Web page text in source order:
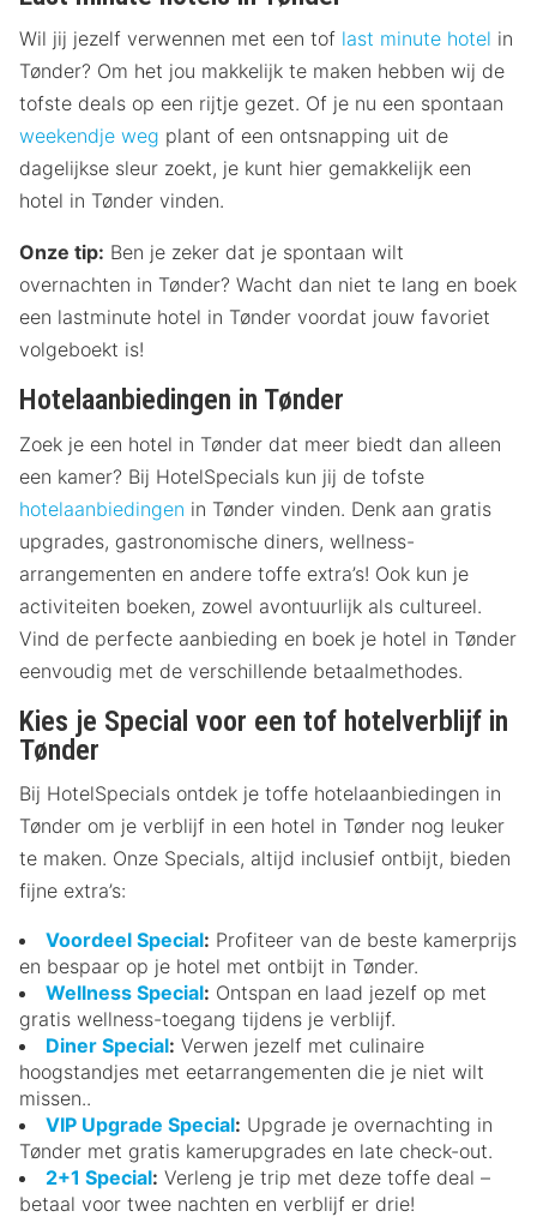
Wil jij jezelf verwennen met een tof last minute hotel in
Tønder? Om het jou makkelijk te maken hebben wij de
tofste deals op een rijtje gezet. Of je nu een spontaan
weekendje weg plant of een ontsnapping uit de
dagelijkse sleur zoekt, je kunt hier gemakkelijk een
hotel in Tønder vinden.
Onze tip: Ben je zeker dat je spontaan wilt
overnachten in Tønder? Wacht dan niet te lang en boek
een lastminute hotel in Tønder voordat jouw favoriet
volgeboekt is!
Hotelaanbiedingen in Tønder
Zoek je een hotel in Tønder dat meer biedt dan alleen
een kamer? Bij HotelSpecials kun jij de tofste
hotelaanbiedingen in Tønder vinden. Denk aan gratis
upgrades, gastronomische diners, wellness-
arrangementen en andere toffe extra’s! Ook kun je
activiteiten boeken, zowel avontuurlijk als cultureel.
Vind de perfecte aanbieding en boek je hotel in Tønder
eenvoudig met de verschillende betaalmethodes.
Kies je Special voor een tof hotelverblijf in
Tønder
Bij HotelSpecials ontdek je toffe hotelaanbiedingen in
Tønder om je verblijf in een hotel in Tønder nog leuker
te maken. Onze Specials, altijd inclusief ontbijt, bieden
fijne extra’s:
Voordeel Special: Profiteer van de beste kamerprijs
en bespaar op je hotel met ontbijt in Tønder.
Wellness Special: Ontspan en laad jezelf op met
gratis wellness-toegang tijdens je verblijf.
Diner Special: Verwen jezelf met culinaire
hoogstandjes met eetarrangementen die je niet wilt
missen..
VIP Upgrade Special: Upgrade je overnachting in
Tønder met gratis kamerupgrades en late check-out.
2+1 Special: Verleng je trip met deze toffe deal –
betaal voor twee nachten en verblijf er drie!